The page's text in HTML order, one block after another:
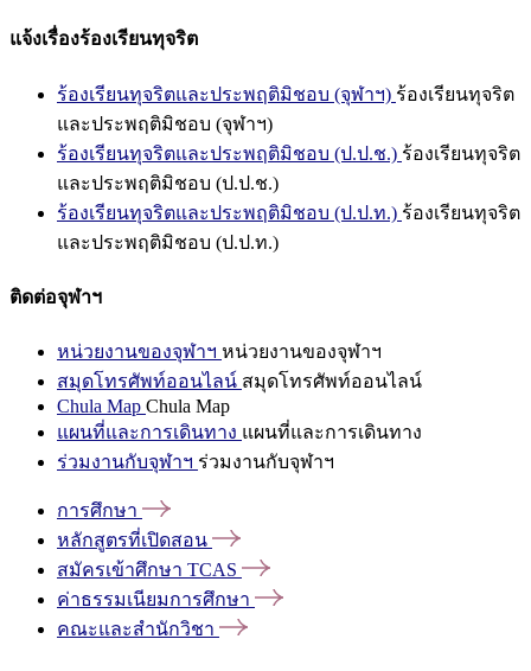
แจ้งเรื่องร้องเรียนทุจริต
ร้องเรียนทุจริตและประพฤติมิชอบ (จุฬาฯ) ร้องเรียนทุจริต
และประพฤติมิชอบ (จุฬาฯ)
ร้องเรียนทุจริตและประพฤติมิชอบ (ป.ป.ช.) ร้องเรียนทุจริต
และประพฤติมิชอบ (ป.ป.ช.)
ร้องเรียนทุจริตและประพฤติมิชอบ (ป.ป.ท.) ร้องเรียนทุจริต
และประพฤติมิชอบ (ป.ป.ท.)
ติดต่อจุฬาฯ
หน่วยงานของจุฬาฯ หน่วยงานของจุฬาฯ
สมุดโทรศัพท์ออนไลน์ สมุดโทรศัพท์ออนไลน์
Chula Map Chula Map
แผนที่และการเดินทาง แผนที่และการเดินทาง
ร่วมงานกับจุฬาฯ ร่วมงานกับจุฬาฯ
การศึกษา
หลักสูตรที่เปิดสอน
สมัครเข้าศึกษา TCAS
ค่าธรรมเนียมการศึกษา
คณะและสำนักวิชา